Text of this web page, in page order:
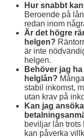
Hur snabbt
Beroende på
redan inom
Är det högre
helgen?
är inte
helgen.
Behöver jag
helglån?
stabil inkomst,
utan krav på
Kan jag
beviljar lån trots
kan påverka